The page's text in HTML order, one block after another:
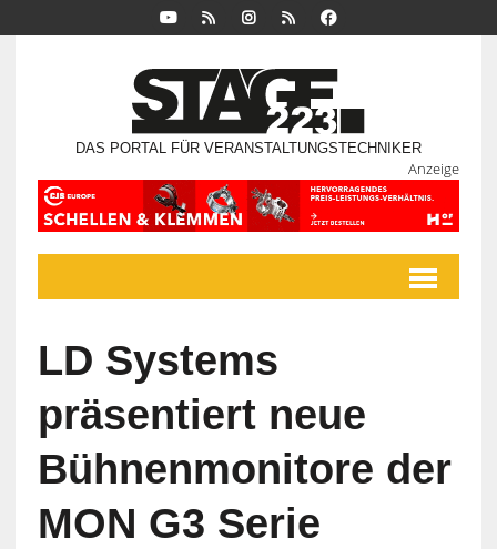
DAS PORTAL FÜR VERANSTALTUNGSTECHNIKER
Anzeige
LD Systems
präsentiert neue
Bühnenmonitore der
MON G3 Serie